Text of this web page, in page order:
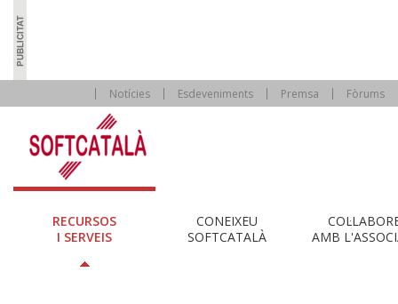
Notícies Esdeveniments Premsa Fòrums
RECURSOS
I SERVEIS
CONEIXEU
SOFTCATALÀ
AMB